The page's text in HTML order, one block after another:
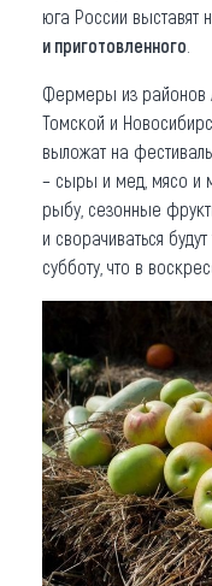
юга России выставят
и приготовленного
Фермеры из районов
Томской и
выложат на
– сыры и мед, мясо и
рыбу, сезонные
и сворачиваться
субботу, что в